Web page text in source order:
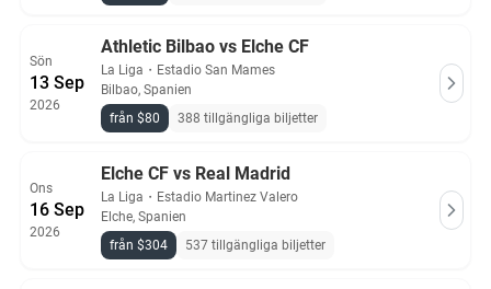
Sön
13 Sep
2026
Athletic Bilbao vs Elche CF
La Liga ・ Estadio San Mames
Bilbao, Spanien
från $80
388 tillgängliga biljetter
Ons
16 Sep
2026
Elche CF vs Real Madrid
La Liga ・ Estadio Martinez Valero
Elche, Spanien
från $304
537 tillgängliga biljetter